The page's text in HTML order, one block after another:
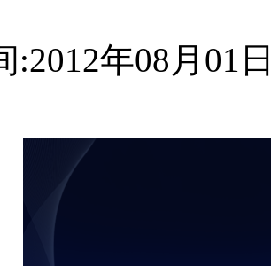
:2012年08月01